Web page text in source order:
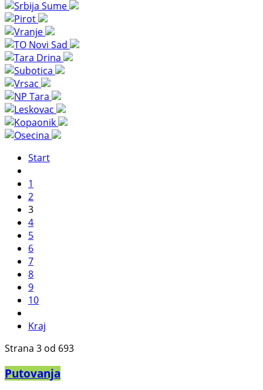
Start
1
2
3
4
5
6
7
8
9
10
Kraj
Strana 3 od 693
Putovanja